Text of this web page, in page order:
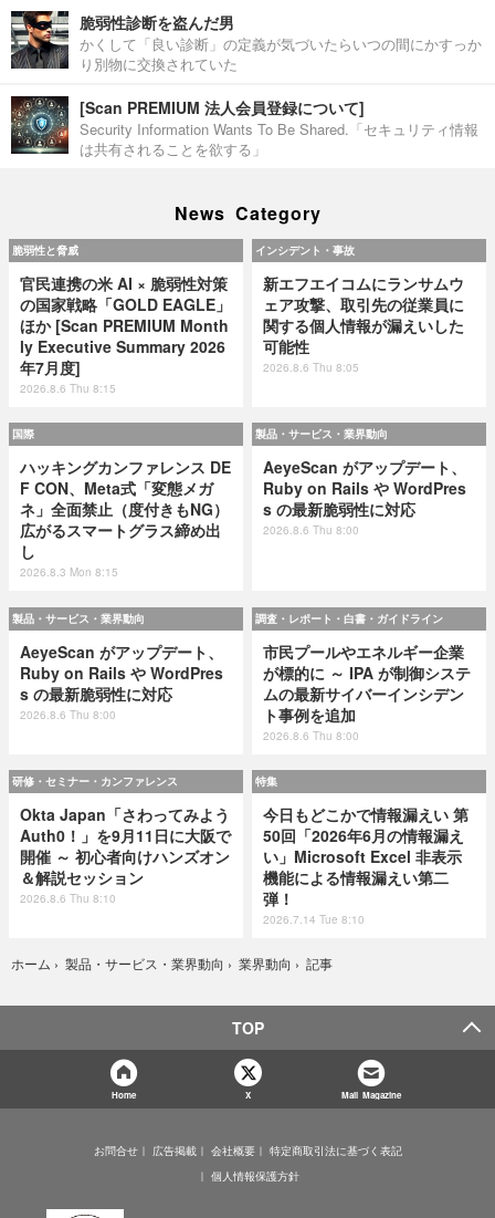
脆弱性診断を盗んだ男
かくして「良い診断」の定義が気づいたらいつの間にかすっか
り別物に交換されていた
[Scan PREMIUM 法人会員登録について]
Security Information Wants To Be Shared.「セキュリティ情報
は共有されることを欲する」
News Category
脆弱性と脅威
官民連携の米 AI × 脆弱性対策
の国家戦略「GOLD EAGLE」
ほか [Scan PREMIUM Month
ly Executive Summary 2026
年7月度]
2026.8.6 Thu 8:15
インシデント・事故
新エフエイコムにランサムウ
ェア攻撃、取引先の従業員に
関する個人情報が漏えいした
可能性
2026.8.6 Thu 8:05
国際
ハッキングカンファレンス DE
F CON、Meta式「変態メガ
ネ」全面禁止（度付きもNG）
広がるスマートグラス締め出
し
2026.8.3 Mon 8:15
製品・サービス・業界動向
AeyeScan がアップデート、
Ruby on Rails や WordPres
s の最新脆弱性に対応
2026.8.6 Thu 8:00
製品・サービス・業界動向
AeyeScan がアップデート、
Ruby on Rails や WordPres
s の最新脆弱性に対応
2026.8.6 Thu 8:00
調査・レポート・白書・ガイドライン
市民プールやエネルギー企業
が標的に ～ IPA が制御システ
ムの最新サイバーインシデン
ト事例を追加
2026.8.6 Thu 8:00
研修・セミナー・カンファレンス
Okta Japan「さわってみよう
Auth0！」を9月11日に大阪で
開催 ～ 初心者向けハンズオン
＆解説セッション
2026.8.6 Thu 8:10
特集
今日もどこかで情報漏えい 第
50回「2026年6月の情報漏え
い」Microsoft Excel 非表示
機能による情報漏えい第二
弾！
2026.7.14 Tue 8:10
ホーム › 製品・サービス・業界動向 › 業界動向 › 記事
TOP
Home X Mail Magazine
お問合せ 広告掲載 会社概要
特定商取引法に基づく表記
個人情報保護方針